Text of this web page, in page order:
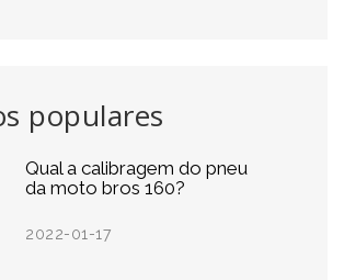
populares
Qual a calibragem do pneu
da moto bros 160?
2022-01-17